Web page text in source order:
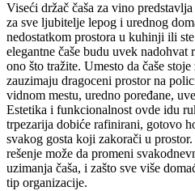
Viseći držač čaša za vino
za sve ljubitelje lepog i urednog
nedostatkom prostora u kuhinji ili
elegantne čaše budu uvek
ono što tražite. Umesto da čaše
zauzimaju dragoceni prostor na
vidnom mestu, uredno poređane,
Estetika i funkcionalnost ovde idu
trpezarija dobiće rafinirani, gotovo
svakog gosta koji zakorači u
rešenje može da promeni
uzimanja čaša, i zašto sve više
tip organizacije.